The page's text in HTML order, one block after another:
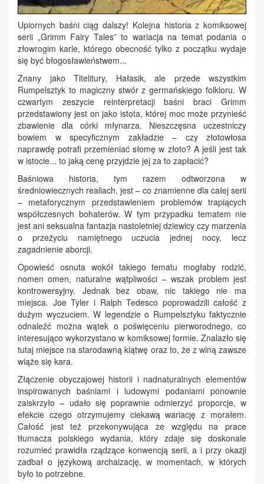
Upiornych baśni ciąg dalszy! Kolejna historia z komiksowej
serii „Grimm Fairy Tales” to wariacja na temat podania o
złowrogim karle, którego obecność tylko z początku wydaje
się być błogosławieństwem...
Znany jako Titelitury, Hałasik, ale przede wszystkim
Rumpelsztyk to magiczny stwór z germańskiego folkloru. W
czwartym zeszycie reinterpretacji baśni braci Grimm
przedstawiony jest on jako istota, której moc może przynieść
zbawienie dla córki młynarza. Nieszczęsna uczestniczy
bowiem w specyficznym zakładzie – czy złotowłosa
naprawdę potrafi przemieniać słomę w złoto? A jeśli jest tak
w istocie... to jaką cenę przyjdzie jej za to zapłacić?
Baśniowa historia, tym razem odtworzona w
średniowiecznych realiach, jest – co znamienne dla całej serii
– metaforycznym przedstawieniem problemów trapiących
współczesnych bohaterów. W tym przypadku tematem nie
jest ani seksualna fantazja nastoletniej dziewicy czy marzenia
o przeżyciu namiętnego uczucia jednej nocy, lecz
zagadnienie aborcji.
Opowieść osnuta wokół takiego tematu mogłaby rodzić,
nomen omen, naturalne wątpliwości – wszak problem jest
kontrowersyjny. Jednak bez obaw, nic takiego nie ma
miejsca. Joe Tyler i Ralph Tedesco poprowadzili całość z
dużym wyczuciem. W legendzie o Rumpelsztyku faktycznie
odnaleźć można wątek o poświęceniu pierworodnego, co
interesująco wykorzystano w komiksowej formie. Znalazło się
tutaj miejsce na starodawną klątwę oraz to, że z winą zawsze
wiąże się kara.
Złączenie obyczajowej historii i nadnaturalnych elementów
inspirowanych baśniami i ludowymi podaniami ponownie
zaiskrzyło – udało się poprawnie odmierzyć proporcje, w
efekcie czego otrzymujemy ciekawą wariację z morałem.
Całość jest też przekonywująca ze względu na prace
tłumacza polskiego wydania, który zdaje się doskonale
rozumieć prawidła rządzące konwencją serii, a i przy okazji
zadbał o językową archaizację, w momentach, w których
było to potrzebne.